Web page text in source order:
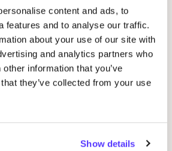
content and ads, to
features and to analyse our traffic.
about your use of our site with
and analytics partners who
information that you’ve
they’ve collected from your use
Show details
Je Eigen Trouwringen